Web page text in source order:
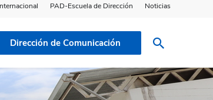
PAD-Escuela de Dirección Noticias
Dirección de Comunicación